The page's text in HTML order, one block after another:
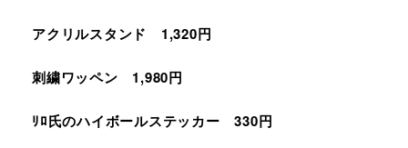
アクリルスタンド 1,320円
刺繍ワッペン 1,980円
ﾘﾛ氏のハイボールステッカー 330円